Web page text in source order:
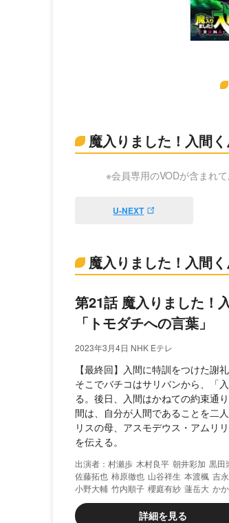
魔入りました！入間
※会員専用のVODが含まれ
U-NEXT
魔入りました！入間
第21話 魔入りました！
「トモダチへの言葉」
2023年3月4日 NHK Eテレ
【最終回】入間に特訓をつけた謝
そこでバチコはサリバンから、「
る。後日、入間はかねての約束通
間は、自分が人間であることを二
リスの母、アスモデウス・アムリ
を伝える。
村瀬歩 木村良平 朝井彩加 黒田
佐藤拓也 柿原徹也 山谷祥生 本渡楓 吉
小野大輔 竹内順子 櫻庭有紗 蓮岳大 か
詳細を見る